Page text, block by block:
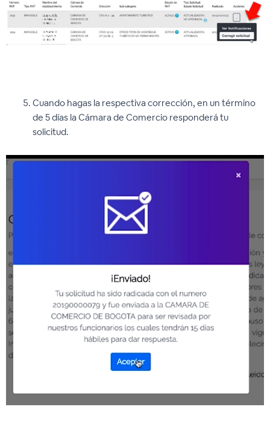
Cuando hagas la respectiva corrección, en un término
de 5 días la Cámara de Comercio responderá tu
solicitud.